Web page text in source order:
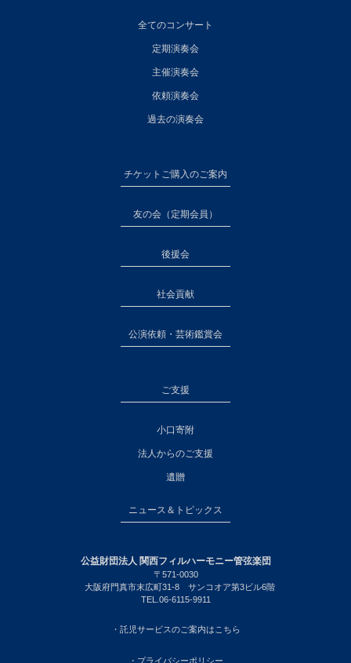
全てのコンサート
定期演奏会
主催演奏会
依頼演奏会
過去の演奏会
チケットご購入のご案内
友の会（定期会員）
後援会
社会貢献
公演依頼・芸術鑑賞会
ご支援
小口寄附
法人からのご支援
遺贈
ニュース＆トピックス
公益財団法人 関西フィルハーモニー管弦楽団
〒571-0030
大阪府門真市末広町31-8 サンコオア第3ビル6階
TEL.06-6115-9911
・託児サービスのご案内はこちら
・プライバシーポリシー